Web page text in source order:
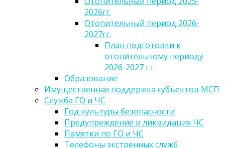
2026гг.
Отопительный период 2026-
2027гг.
План подготовки к
отопительному периоду
2026-2027 г.г.
Образование
Имущественная поддержка субъектов МСП
Служба ГО и ЧС
Год культуры безопасности
Предупреждение и ликвидация ЧС
Памятки по ГО и ЧС
Телефоны экстренных служб